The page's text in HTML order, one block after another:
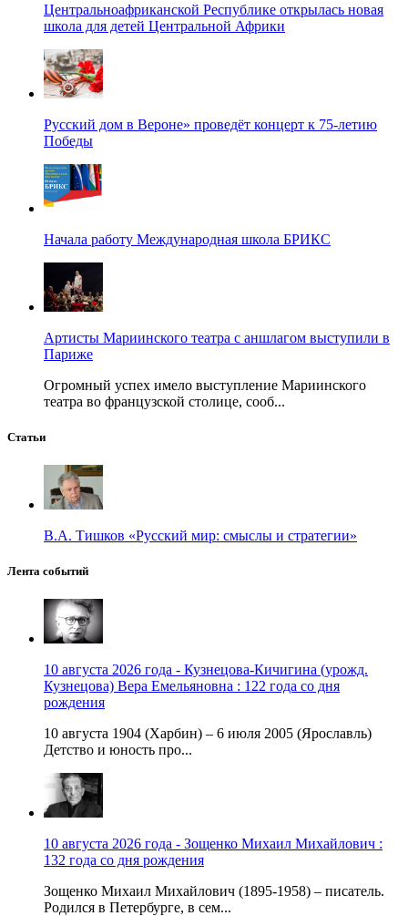
Центральноафриканской Республике открылась новая
школа для детей Центральной Африки
Русский дом в Вероне» проведёт концерт к 75-летию
Победы
Начала работу Международная школа БРИКС
Артисты Мариинского театра с аншлагом выступили в
Париже
Огромный успех имело выступление Мариинского
театра во французской столице, сооб...
Статьи
В.А. Тишков «Русский мир: смыслы и стратегии»
Лента событий
10 августа 2026 года - Кузнецова-Кичигина (урожд.
Кузнецова) Вера Емельяновна : 122 года со дня
рождения
10 августа 1904 (Харбин) – 6 июля 2005 (Ярославль)
Детство и юность про...
10 августа 2026 года - Зощенко Михаил Михайлович :
132 года со дня рождения
Зощенко Михаил Михайлович (1895-1958) – писатель.
Родился в Петербурге, в сем...